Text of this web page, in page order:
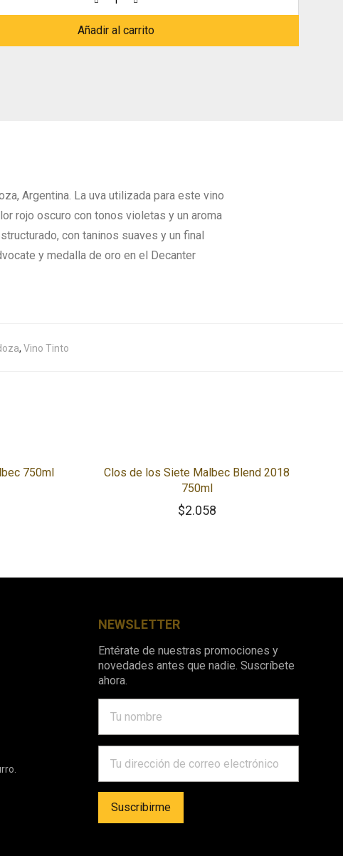
Añadir al carrito
Argentina. La uva utilizada para este vino
rojo oscuro con tonos violetas y un aroma
con taninos suaves y un final
y medalla de oro en el Decanter
, Vino Tinto
750ml
Clos de los Siete Malbec Blend 2018
750ml
$2.058
NEWSLETTER
Entérate de nuestras promociones y
novedades antes que nadie. Suscríbete
ahora.